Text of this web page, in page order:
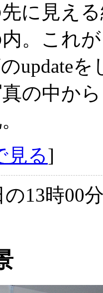
に見え
内。これ
update
の中か
見る]
の13時00